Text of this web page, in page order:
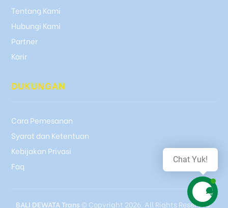
Tentang Kami
Hubungi Kami
Partner
Karir
DUKUNGAN
Cara Pemesanan
Syarat dan Ketentuan
Kebijakan Privasi
Faq
BALI DEWATA Trans © Copyright 2026. All Rights Reserved.
Chat Yuk!